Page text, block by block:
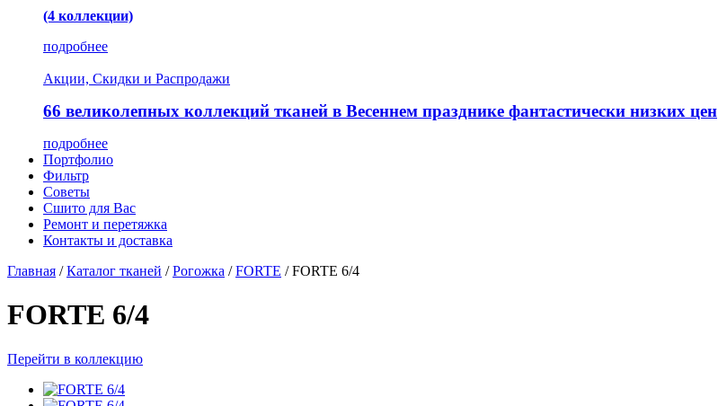
(4 коллекции)
подробнее
Акции, Скидки и Распродажи
66 великолепных коллекций тканей в Весеннем празднике фантастически низких цен
подробнее
Портфолио
Фильтр
Советы
Сшито для Вас
Ремонт и перетяжка
Контакты и доставка
Главная / Каталог тканей / Рогожка / FORTE / FORTE 6/4
FORTE 6/4
Перейти в коллекцию